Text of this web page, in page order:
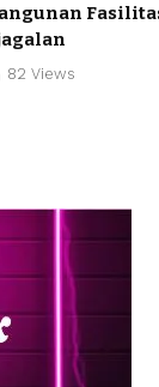
82 Views